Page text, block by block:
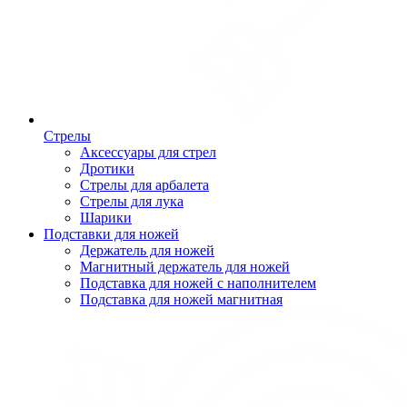
Стрелы
Аксессуары для стрел
Дротики
Стрелы для арбалета
Стрелы для лука
Шарики
Подставки для ножей
Держатель для ножей
Магнитный держатель для ножей
Подставка для ножей с наполнителем
Подставка для ножей магнитная